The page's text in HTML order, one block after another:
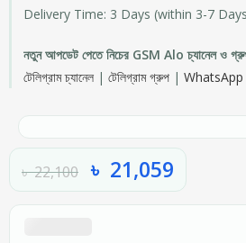
Delivery Time: 3 Days (within 3-7
নতুন আপডেট পেতে নিচের GSM Alo চ্যানেল ও
টেলিগ্রাম চ্যানেল |টেলিগ্রাম গ্রুপ |WhatsApp
৳22,100 ৳ 21,059